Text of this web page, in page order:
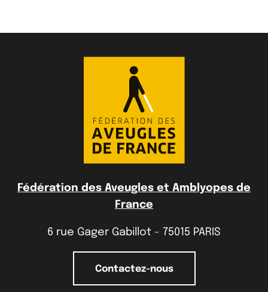
Fédération des Aveugles et Amblyopes de
France
6 rue Gager Gabillot - 75015 PARIS
Contactez-nous